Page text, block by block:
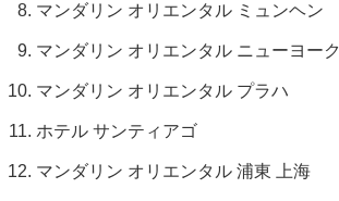
マンダリン オリエンタル ミュンヘン
マンダリン オリエンタル ニューヨーク
マンダリン オリエンタル プラハ
ホテル サンティアゴ
マンダリン オリエンタル 浦東 上海